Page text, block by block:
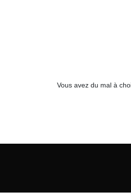
Vous avez du mal à